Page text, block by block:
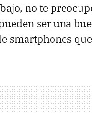
no te
ser una
smartphones